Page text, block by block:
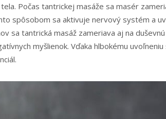
Počas tantrickej masáže sa masér
spôsobom sa aktivuje nervový systém a
sa tantrická masáž zameriava aj na
myšlienok. Vďaka hlbokému